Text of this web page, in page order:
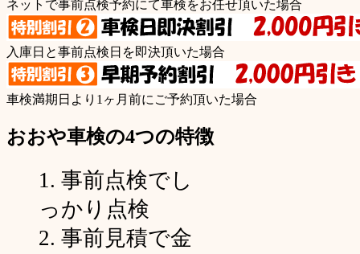
ネットで事前点検予約にて車検をお任せ頂いた場合
入庫日と事前点検日を即決頂いた場合
車検満期日より1ヶ月前にご予約頂いた場合
おおや車検の4つの特徴
1. 事前点検でし
っかり点検
2. 事前見積で金